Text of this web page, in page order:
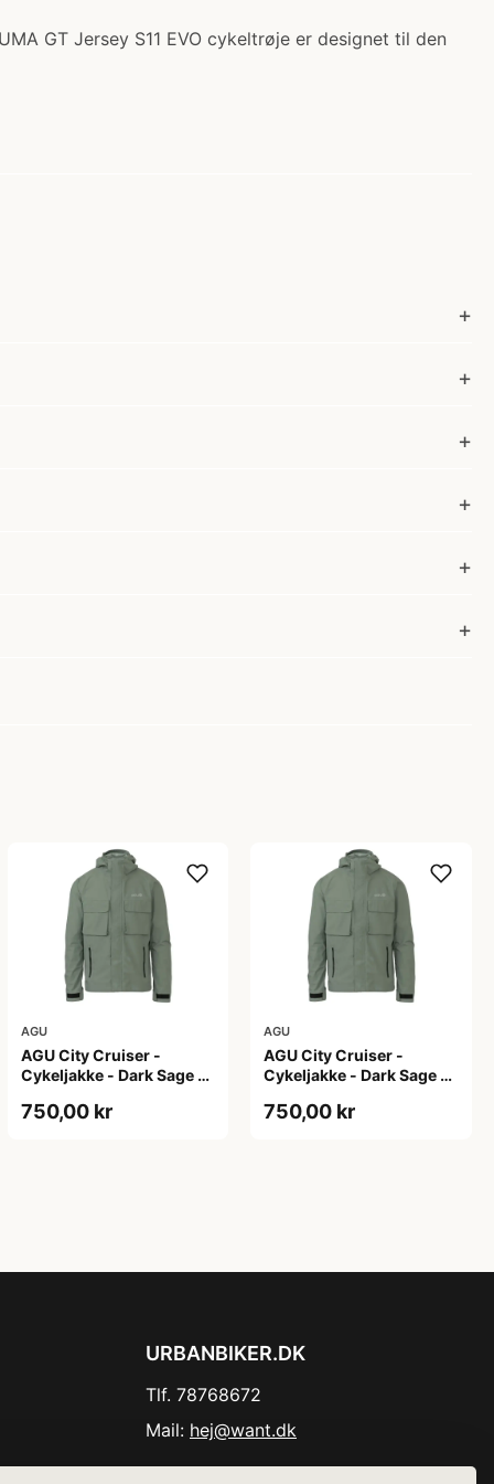
GT Jersey S11 EVO cykeltrøje er designet til den
AGU
AGU City Cruiser -
Cykeljakke - Dark Sage -
750,00 kr
AGU
AGU City Cruiser -
Cykeljakke - Dark Sage -
750,00 kr
URBANBIKER.DK
Tlf. 78768672
Mail: hej@want.dk